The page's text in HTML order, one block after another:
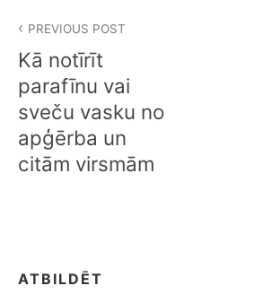
izvēlne
PREVIOUS POST
Kā notīrīt
parafīnu vai
sveču vasku no
apģērba un
citām virsmām
ATBILDĒT